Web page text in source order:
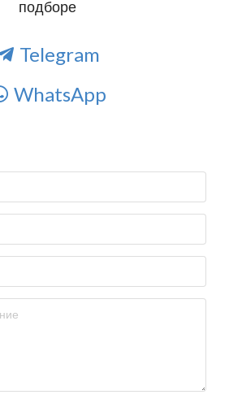
подборе
Telegram
WhatsApp